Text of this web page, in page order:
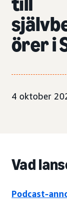
örer i
4 oktober
Vad
Podcast-